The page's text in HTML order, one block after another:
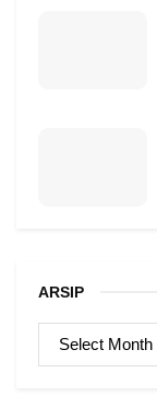
ARSIP
ARSIP